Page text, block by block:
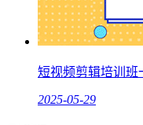
短视频剪辑培训班
2025-05-29